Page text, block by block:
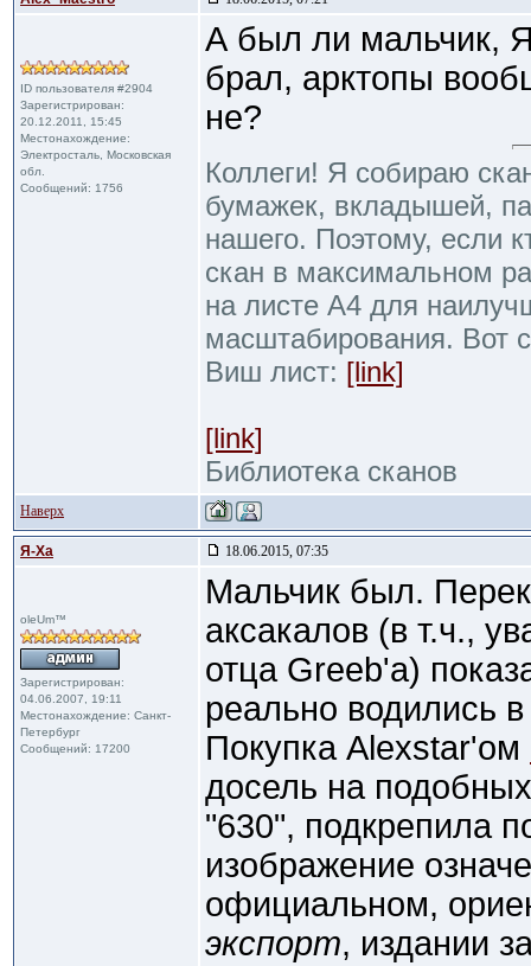
ID пользователя #2904
Зарегистрирован:
20.12.2011, 15:45
Местонахождение:
Электросталь, Московская
обл.
Сообщений: 1756
А был ли мальчик,
брал, арктопы
не?
Коллеги! Я собираю
бумажек, вкладышей,
нашего. Поэтому, если
скан в максимальном
на листе А4 для
масштабирования. Вот
Виш лист: [link]
[link]
Библиотека сканов
Наверх
Я-Ха 18.06.2015, 07:35
oleUm™
Зарегистрирован:
04.06.2007, 19:11
Местонахождение: Санкт-
Петербург
Сообщений: 17200
Мальчик был.
аксакалов (в т.ч.,
отца Greeb'a)
реально водились
Покупка Alexstar'ом
досель на
"630", подкрепила
изображение
официальном,
экспорт, издании